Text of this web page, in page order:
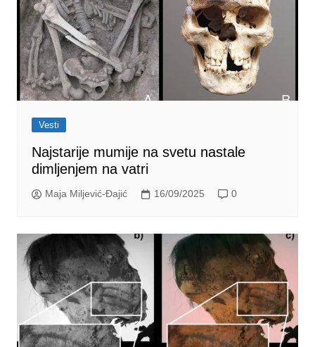
Vesti
Najstarije mumije na svetu nastale
dimljenjem na vatri
Maja Miljević-Đajić 16/09/2025 0